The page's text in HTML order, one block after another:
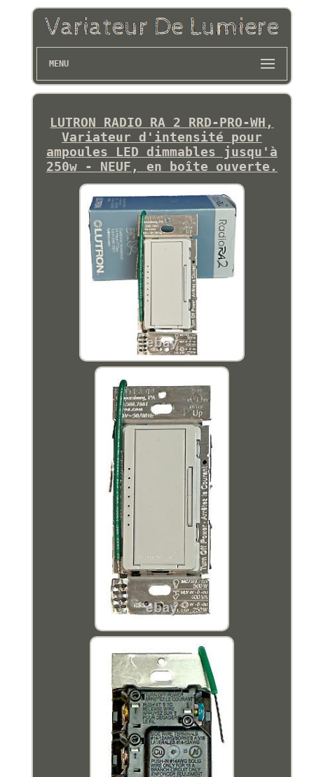
MENU
LUTRON RADIO RA 2 RRD-PRO-WH,
Variateur d'intensité pour
ampoules LED dimmables jusqu'à
250w - NEUF, en boîte ouverte.